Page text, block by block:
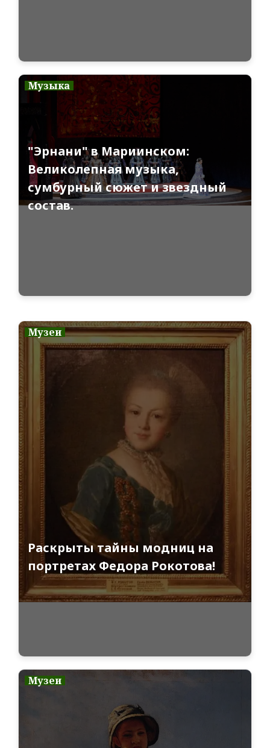
Музыка
"Эрнани" в Мариинском:
Великолепная музыка,
сумбурный сюжет и звездный
состав.
Музеи
Раскрыты тайны модниц на
портретах Федора Рокотова!
Музеи